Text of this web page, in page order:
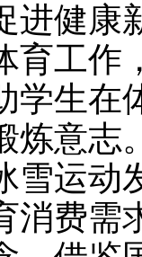
进健康
育工作
学生在
炼意志
雪运动
消费需